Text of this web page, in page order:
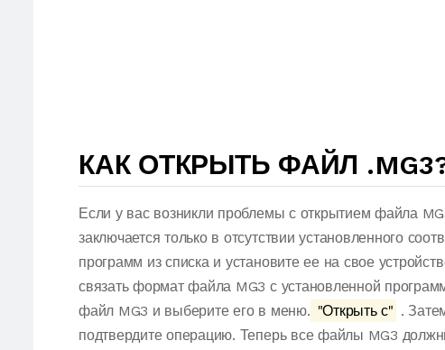
КАК ОТКРЫТЬ ФАЙЛ
Если у вас возникли проблемы с открытием файла
заключается только в отсутствии установленного
программ из списка и установите ее на свое
связать формат файла MG3 с установленной
файл MG3 и выберите его в меню. "Открыть с" .
подтвердите операцию. Теперь все файлы MG3